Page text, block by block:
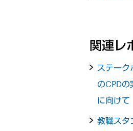
関連レ
ステーク
のCPD
に向けて
教職スタ